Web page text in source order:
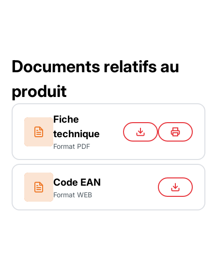
Documents relatifs au
produit
Fiche
technique
Format PDF
Code EAN
Format WEB